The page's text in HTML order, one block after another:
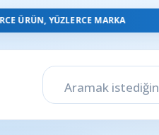
ÜRÜN, YÜZLERCE MARKA